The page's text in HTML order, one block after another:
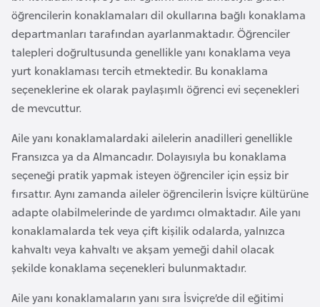
öğrencilerin konaklamaları dil okullarına bağlı konaklama
departmanları tarafından ayarlanmaktadır. Öğrenciler
talepleri doğrultusunda genellikle yanı konaklama veya
yurt konaklaması tercih etmektedir. Bu konaklama
seçeneklerine ek olarak paylaşımlı öğrenci evi seçenekleri
de mevcuttur.
Aile yanı konaklamalardaki ailelerin anadilleri genellikle
Fransızca ya da Almancadır. Dolayısıyla bu konaklama
seçeneği pratik yapmak isteyen öğrenciler için eşsiz bir
fırsattır. Aynı zamanda aileler öğrencilerin İsviçre kültürüne
adapte olabilmelerinde de yardımcı olmaktadır. Aile yanı
konaklamalarda tek veya çift kişilik odalarda, yalnızca
kahvaltı veya kahvaltı ve akşam yemeği dahil olacak
şekilde konaklama seçenekleri bulunmaktadır.
Aile yanı konaklamaların yanı sıra İsviçre’de dil eğitimi
F
r
a
n
s
a
G
a
b
o
n
G
m